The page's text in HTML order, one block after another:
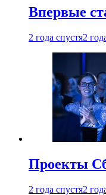
Впервые
2 года спустя2
Проекты
2 года спустя2